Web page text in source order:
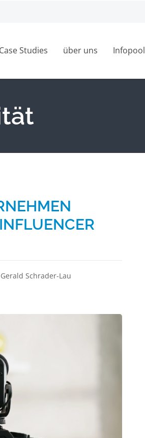
Case Studies über uns Infopool
Gerald Schrader-Lau